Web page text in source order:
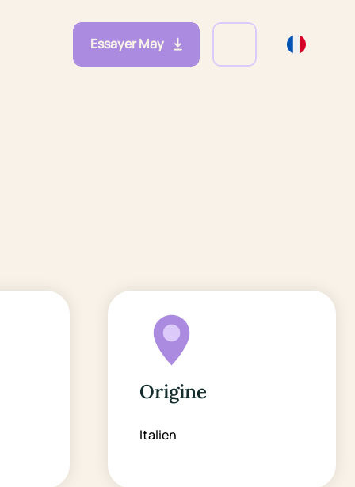
Essayer May
Origine
Italien